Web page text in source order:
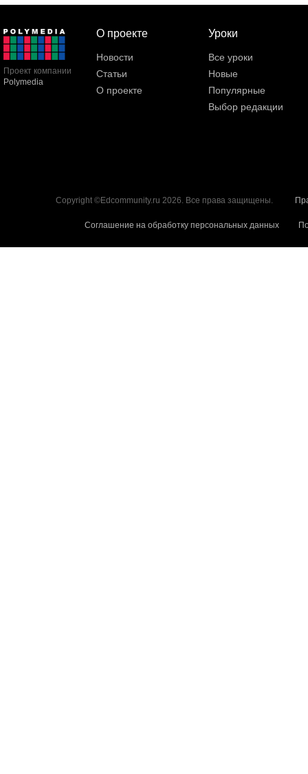
Проект компании
Polymedia
О проекте
Новости
Статьи
О проекте
Уроки
Все уроки
Новые
Популярные
Выбор редакции
Copyright ©Edcommunity.ru 2026. Все права защищены.
Соглашение на обработку персональных данных